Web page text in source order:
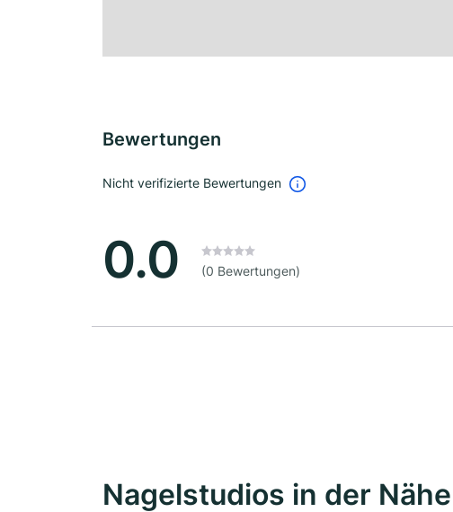
Bewertungen
Nicht verifizierte Bewertungen
0.0 (0 Bewertungen)
Nagelstudios in der Nähe